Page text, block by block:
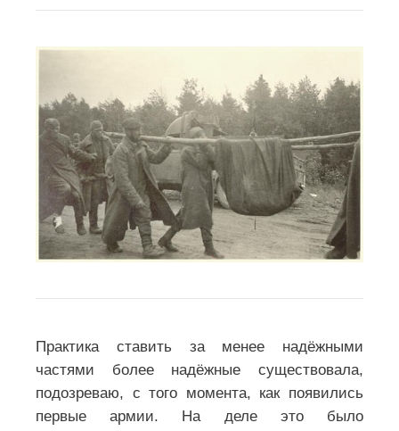
Практика ставить за менее надёжными
частями более надёжные существовала,
подозреваю, с того момента, как появились
первые армии. На деле это было